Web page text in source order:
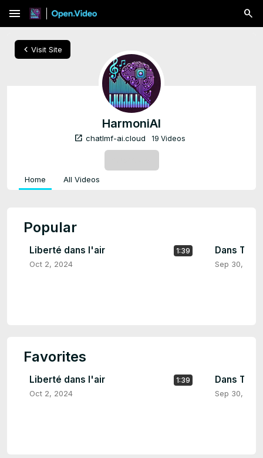
menu
chevron_left Visit Site
HarmoniAI
open_in_new chatlmf-ai.cloud 19 Videos
Home All Videos
Popular
1:39
Liberté dans l'air
Oct 2, 2024
Dans Tes
Sep 30,
Favorites
1:39
Liberté dans l'air
Oct 2, 2024
Dans Tes
Sep 30,